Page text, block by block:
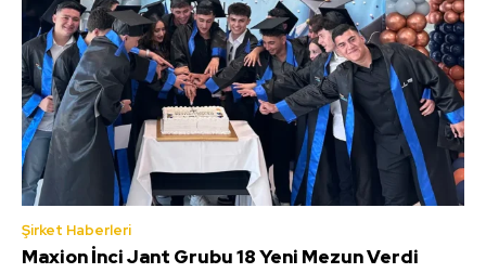
Şirket Haberleri
Maxion İnci Jant Grubu 18 Yeni Mezun Verdi